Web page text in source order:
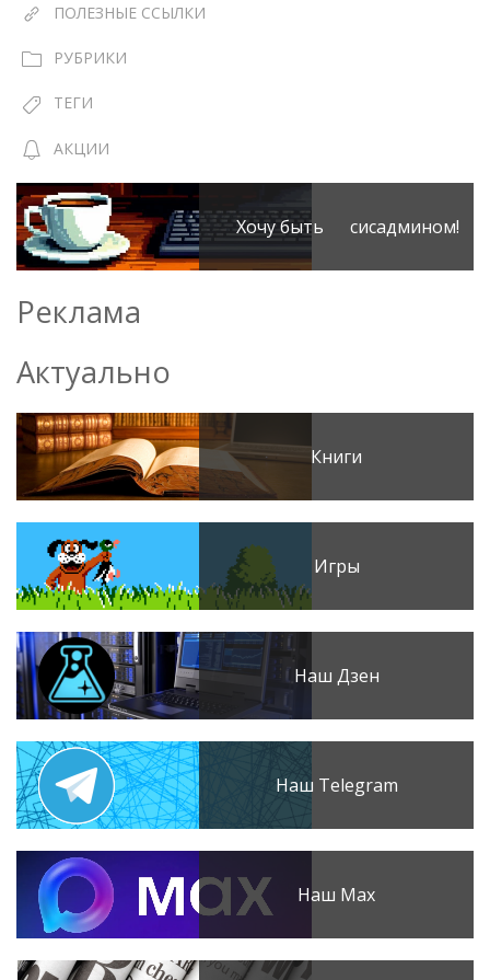
ПОЛЕЗНЫЕ ССЫЛКИ
РУБРИКИ
ТЕГИ
АКЦИИ
Хочу быть сисадмином!
Реклама
Актуально
Книги
Игры
Наш Дзен
Наш Telegram
Наш Max